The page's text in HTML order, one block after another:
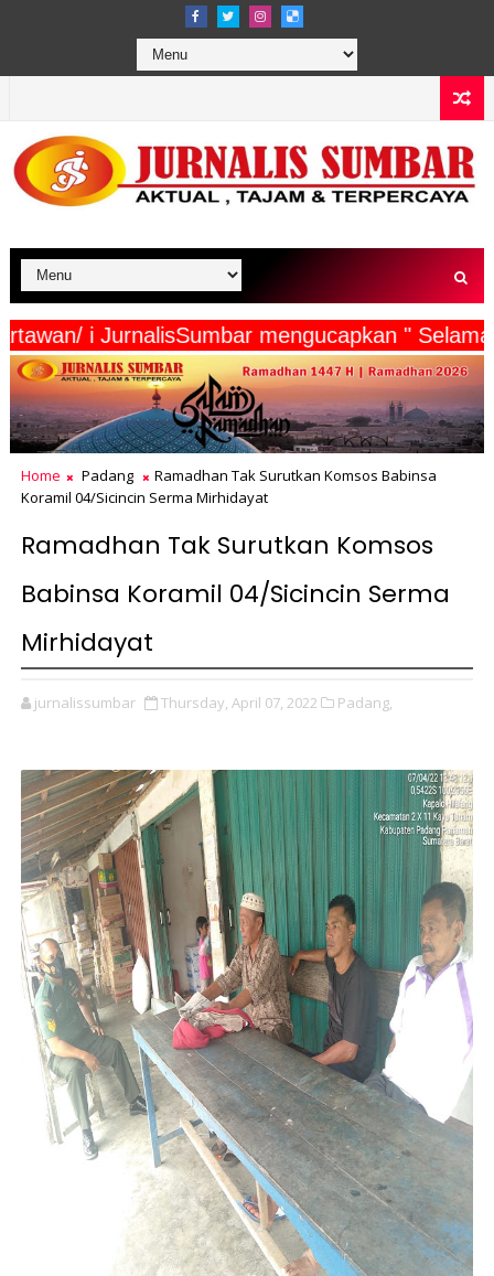
Wartawan/ i JurnalisSumbar mengucapkan "
Home Padang
Ramadhan Tak Surutkan Komsos Babinsa
Koramil 04/Sicincin Serma Mirhidayat
Ramadhan Tak Surutkan Komsos
Babinsa Koramil 04/Sicincin Serma
Mirhidayat
jurnalissumbar Thursday, April 07, 2022 Padang,